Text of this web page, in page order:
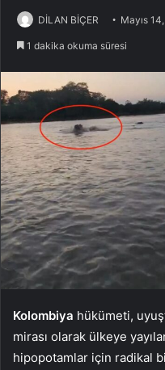
DİLAN BİÇER Mayıs
1 dakika okuma süresi
Kolombiya hükümeti,
mirası olarak ülkeye
hipopotamlar için radikal